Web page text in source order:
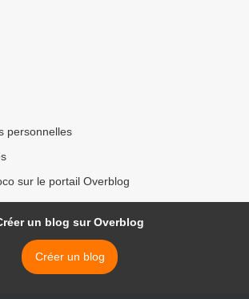
personnelles
sur le portail Overblog
un blog sur Overblog
Créer un blog